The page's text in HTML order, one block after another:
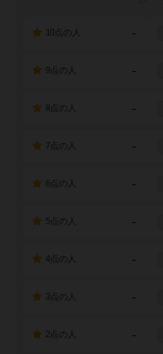
-
-
-
7点の人 -
-
-
-
-
-